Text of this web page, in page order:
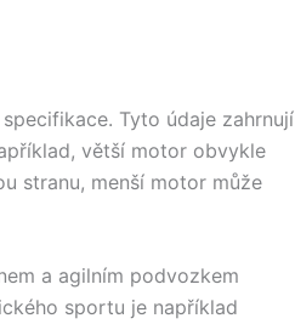
Tyto údaje zahrnují
větší motor obvykle
stranu, menší motor může
a agilním podvozkem
sportu je například